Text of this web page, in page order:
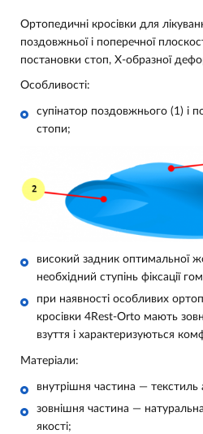
Ортопедичні кросівки для
поздовжньої і поперечної
постановки стоп, Х-образної
Особливості:
супінатор поздовжнього (1) і
стопи;
високий задник оптимальної
необхідний ступінь фіксації
при наявності особливих
кросівки 4Rest-Orto мають
взуття і характеризуються
Матеріали:
внутрішня частина — текстиль
зовнішня частина —
якості;